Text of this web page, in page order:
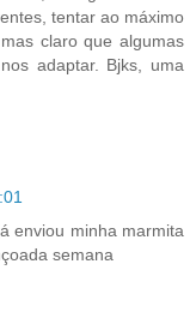
tentar ao máximo
claro que algumas
adaptar. Bjks, uma
enviou minha marmita
semana